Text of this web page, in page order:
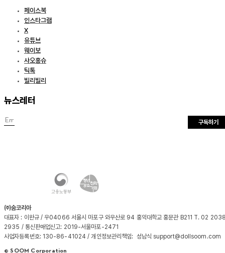
페이스북
인스타그램
X
유튜브
웨이보
샤오홍슈
틱톡
빌리빌리
뉴스레터
구독하기
㈜숨코리아
대표자 : 이완규 / 우04066 서울시 마포구 와우산로 94 홍익대학교 홍문관 B211 T. 02
2935 / 통신판매업신고: 2019-서울마포-2471
사업자등록번호: 130-86-41024 / 개인정보관리책임: 성남식 support@dollsoom.com
© SOOM Corporation